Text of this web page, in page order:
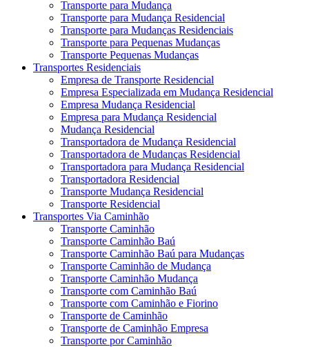
Transporte para Mudança
Transporte para Mudança Residencial
Transporte para Mudanças Residenciais
Transporte para Pequenas Mudanças
Transporte Pequenas Mudanças
Transportes Residenciais
Empresa de Transporte Residencial
Empresa Especializada em Mudança Residencial
Empresa Mudança Residencial
Empresa para Mudança Residencial
Mudança Residencial
Transportadora de Mudança Residencial
Transportadora de Mudanças Residencial
Transportadora para Mudança Residencial
Transportadora Residencial
Transporte Mudança Residencial
Transporte Residencial
Transportes Via Caminhão
Transporte Caminhão
Transporte Caminhão Baú
Transporte Caminhão Baú para Mudanças
Transporte Caminhão de Mudança
Transporte Caminhão Mudança
Transporte com Caminhão Baú
Transporte com Caminhão e Fiorino
Transporte de Caminhão
Transporte de Caminhão Empresa
Transporte por Caminhão